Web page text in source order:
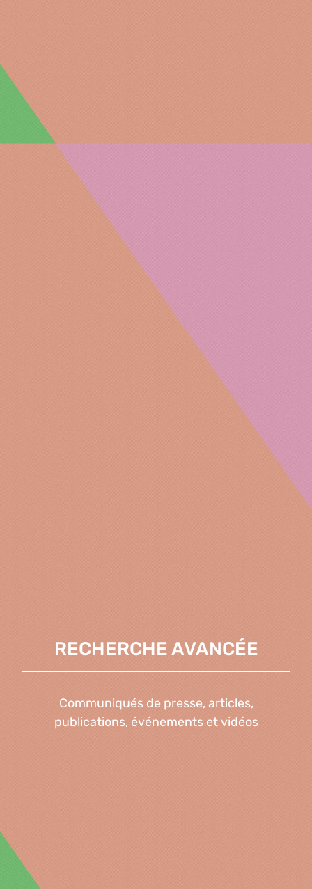
RECHERCHE AVANCÉE
Communiqués de presse, articles,
publications, événements et vidéos